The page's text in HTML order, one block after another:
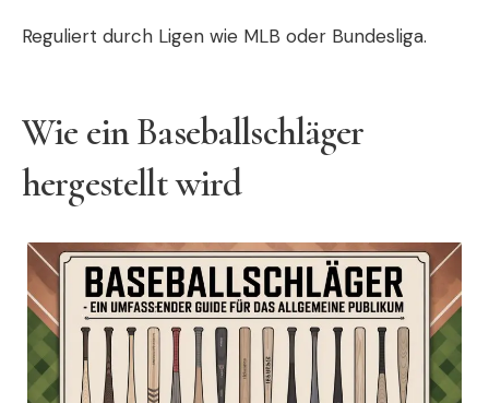
Reguliert durch Ligen wie MLB oder Bundesliga.
Wie ein Baseballschläger
hergestellt wird